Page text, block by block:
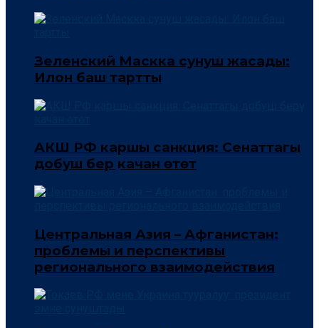
Зеленский Маскка сунуш жасады:
Илон баш тартты
АКШ РФ каршы санкция: Сенаттагы
добуш берүү качан өтөт
Центральная Азия – Афганистан:
проблемы и перспективы
регионального взаимодействия